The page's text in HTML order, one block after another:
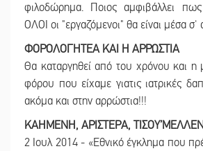
φιλοδώρημα. Ποιος αμφιβάλλει
ΟΛΟΙ οι "εργαζόμενοι" θα είναι μέσα
ΦΟΡΟΛΟΓΗΤΕΑ ΚΑΙ Η ΑΡΡΩΣΤΙΑ
Θα καταργηθεί από του χρόνου και η
φόρου που είχαμε γιατις ιατρικές
ακόμα και στην αρρώστια!!!
ΚΑΗΜΕΝΗ, ΑΡΙΣΤΕΡΑ,
2 Ιουλ 2014 - «Εθνικό έγκλημα που